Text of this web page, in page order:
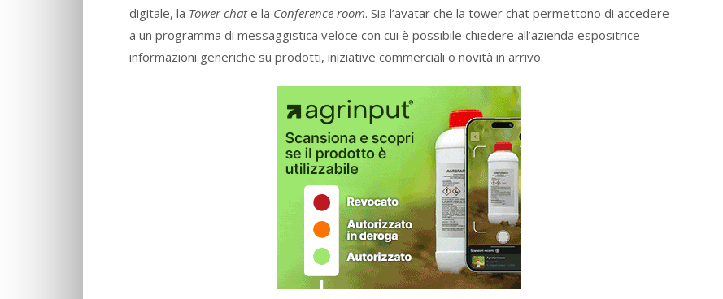
digitale, la Tower chate la Conference room. Sia l’avatar che la tower chat permettono di accedere
a un programma di messaggistica veloce con cui è possibile chiedere all’azienda espositrice
informazioni generiche su prodotti, iniziative commerciali o novità in arrivo.